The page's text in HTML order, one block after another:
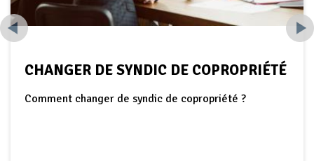
PRÉLÈVEMENT AUTOMATIQUE OU À LA
DEMANDE : MODE DE PAIEMENT